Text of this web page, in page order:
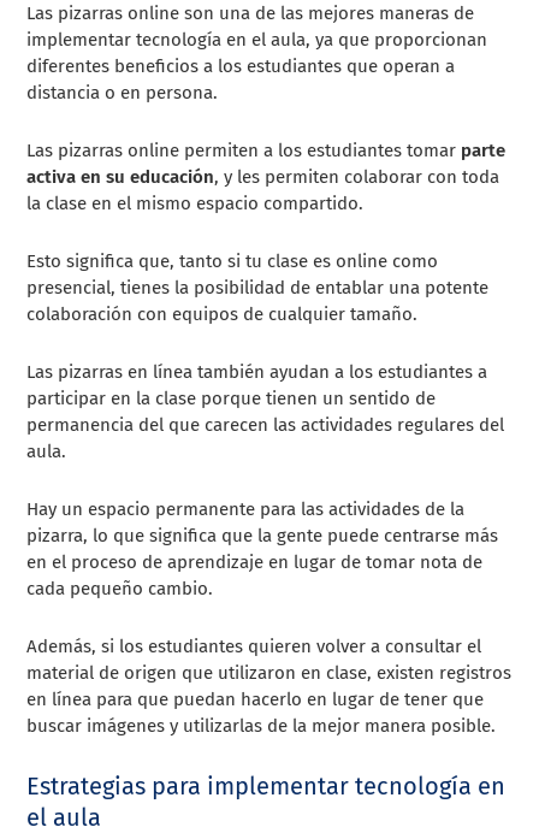
Las pizarras online son una de las mejores maneras de
implementar tecnología en el aula, ya que proporcionan
diferentes beneficios a los estudiantes que operan a
distancia o en persona.
Las pizarras online permiten a los estudiantes tomar parte
activa en su educación, y les permiten colaborar con toda
la clase en el mismo espacio compartido.
Esto significa que, tanto si tu clase es online como
presencial, tienes la posibilidad de entablar una potente
colaboración con equipos de cualquier tamaño.
Las pizarras en línea también ayudan a los estudiantes a
participar en la clase porque tienen un sentido de
permanencia del que carecen las actividades regulares del
aula.
Hay un espacio permanente para las actividades de la
pizarra, lo que significa que la gente puede centrarse más
en el proceso de aprendizaje en lugar de tomar nota de
cada pequeño cambio.
Además, si los estudiantes quieren volver a consultar el
material de origen que utilizaron en clase, existen registros
en línea para que puedan hacerlo en lugar de tener que
buscar imágenes y utilizarlas de la mejor manera posible.
Estrategias para implementar tecnología en
el aula